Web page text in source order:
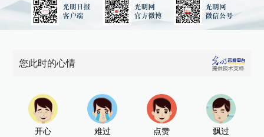
您此时的心情
开心 难过 点赞 飘过